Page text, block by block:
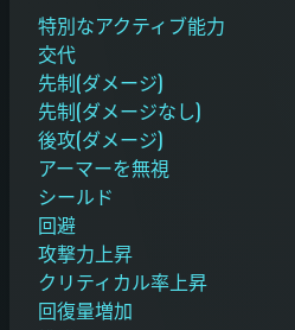
特別なアクティブ能力
交代
先制(ダメージ)
先制(ダメージなし)
後攻(ダメージ)
アーマーを無視
シールド
回避
攻撃力上昇
クリティカル率上昇
回復量増加